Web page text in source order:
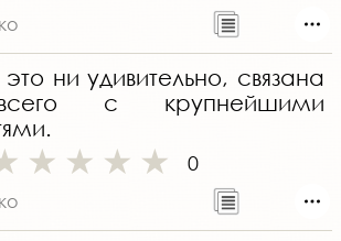
ни удивительно, связана
с крупнейшими
0